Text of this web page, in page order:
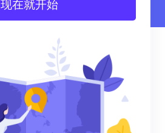
现在就开始